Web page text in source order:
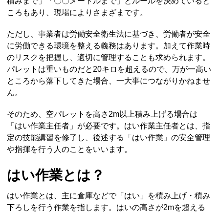
ころもあり、現場によりさまざまです。
ただし、事業者は労働安全衛生法に基づき、労働者が安全
に労働できる環境を整える義務はあります。加えて作業時
のリスクを把握し、適切に管理することも求められます。
パレットは重いものだと20キロを超えるので、万が一高い
ところから落下してきた場合、一大事につながりかねませ
ん。
そのため、空パレットを高さ2m以上積み上げる場合は
「はい作業主任者」が必要です。はい作業主任者とは、指
定の技能講習を修了し、後述する「はい作業」の安全管理
や指揮を行う人のことをいいます。
はい作業とは？
はい作業とは、主に倉庫などで「はい」を積み上げ・積み
下ろしを行う作業を指します。はいの高さが2mを超える